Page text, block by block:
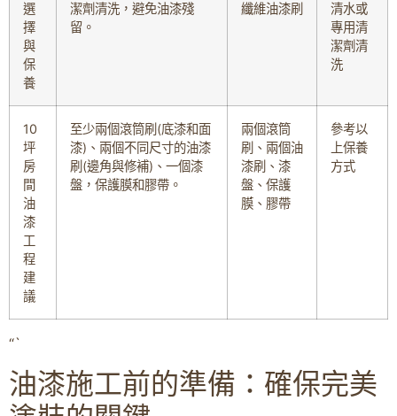
選
擇
與
保
養
潔劑清洗，避免油漆殘
留。
纖維油漆刷
清水或
專用清
潔劑清
洗
10
坪
房
間
油
漆
工
程
建
議
至少兩個滾筒刷(底漆和面
漆)、兩個不同尺寸的油漆
刷(邊角與修補)、一個漆
盤，保護膜和膠帶。
兩個滾筒
刷、兩個油
漆刷、漆
盤、保護
膜、膠帶
參考以
上保養
方式
“`
油漆施工前的準備：確保完美